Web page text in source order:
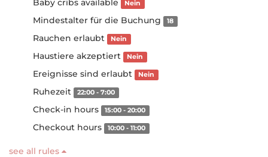
Baby cribs available Nein
Mindestalter für die Buchung 18
Rauchen erlaubt Nein
Haustiere akzeptiert Nein
Ereignisse sind erlaubt Nein
Ruhezeit 22:00 - 7:00
Check-in hours 15:00 - 20:00
Checkout hours 10:00 - 11:00
see all rules